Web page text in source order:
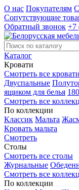
О нас Покупателям
Сопутствующие
Обратный звонок +7
Каталог
Кровати
Смотреть все кровати
Двуспальные
ящиком для белья
Смотреть все
По коллекции
Классик Мальта
Кровать мальта
Смотреть
Столы
Смотреть все столы
Журнальные
Смотреть все
По коллекции